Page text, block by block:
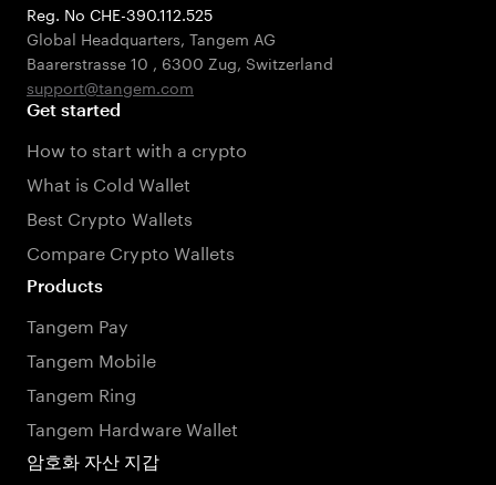
Reg. No CHE-390.112.525
Global Headquarters, Tangem AG
Baarerstrasse 10 , 6300 Zug, Switzerland
support@tangem.com
Get started
How to start with a crypto
What is Cold Wallet
Best Crypto Wallets
Compare Crypto Wallets
Products
Tangem Pay
Tangem Mobile
Tangem Ring
Tangem Hardware Wallet
암호화 자산 지갑